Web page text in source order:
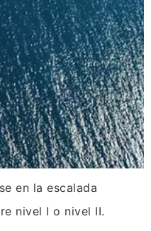
en la escalada
nivel I o nivel II.